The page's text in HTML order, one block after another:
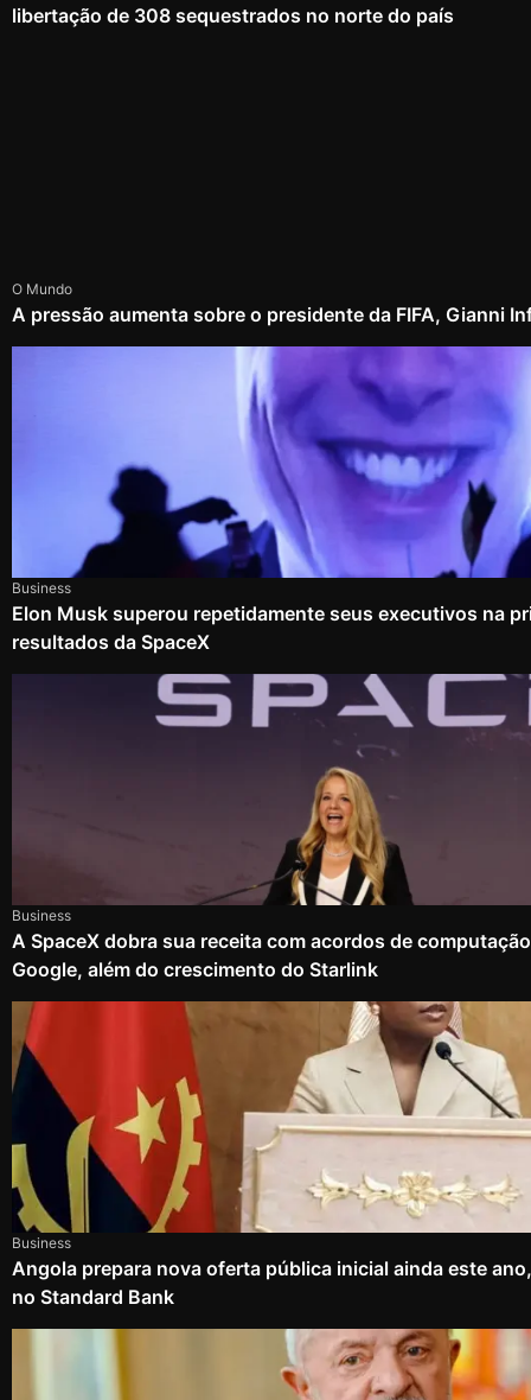
libertação de 308 sequestrados no norte do país
O Mundo
A pressão aumenta sobre o presidente da FIFA, Gianni
Business
Elon Musk superou repetidamente seus executivos na
resultados da SpaceX
Business
A SpaceX dobra sua receita com acordos de
Google, além do crescimento do Starlink
Business
Angola prepara nova oferta pública inicial ainda este
no Standard Bank